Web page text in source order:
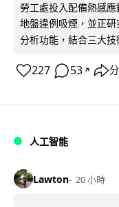
勞工處投入配備熱感
地盤違例吸煙，並正
分析功能，結合三大技
227 53 ↗
人工智能
Lawton 20 小時